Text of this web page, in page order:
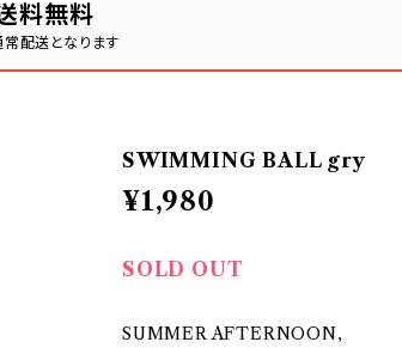
料無料
配送となります
SWIMMING BALL gry
¥1,980
SOLD OUT
SUMMER AFTERNOON,